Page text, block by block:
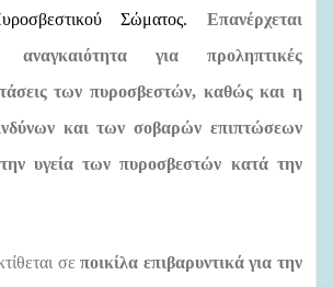
Σώματος. Επανέρχεται
για προληπτικές
των πυροσβεστών, καθώς και η
και των σοβαρών επιπτώσεων
υγεία των πυροσβεστών κατά την
σεποικίλα επιβαρυντικά για την